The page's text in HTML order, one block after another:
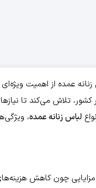
عمده از اهمیت
تلاش می‌کند تا
لباس زنانه عمده،
چون کاهش